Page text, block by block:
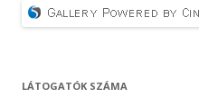
LÁTOGATÓK SZÁMA